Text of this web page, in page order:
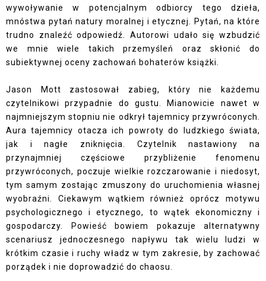
wywoływanie w potencjalnym odbiorcy tego dzieła,
mnóstwa pytań natury moralnej i etycznej. Pytań, na które
trudno znaleźć odpowiedź. Autorowi udało się wzbudzić
we mnie wiele takich przemyśleń oraz skłonić do
subiektywnej oceny zachowań bohaterów książki.
Jason Mott zastosował zabieg, który nie każdemu
czytelnikowi przypadnie do gustu. Mianowicie nawet w
najmniejszym stopniu nie odkrył tajemnicy przywróconych.
Aura tajemnicy otacza ich powroty do ludzkiego świata,
jak i nagłe zniknięcia. Czytelnik nastawiony na
przynajmniej częściowe przybliżenie fenomenu
przywróconych, poczuje wielkie rozczarowanie i niedosyt,
tym samym zostając zmuszony do uruchomienia własnej
wyobraźni. Ciekawym wątkiem również oprócz motywu
psychologicznego i etycznego, to wątek ekonomiczny i
gospodarczy. Powieść bowiem pokazuje alternatywny
scenariusz jednoczesnego napływu tak wielu ludzi w
krótkim czasie i ruchy władz w tym zakresie, by zachować
porządek i nie doprowadzić do chaosu.